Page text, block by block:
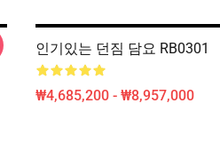
인기있는 던짐 담요 RB0301
₩4,685,200 - ₩8,957,000